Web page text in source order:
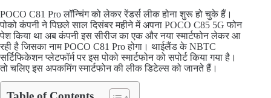
POCO C81 Pro लॉन्चिंग को लेकर रेंडर्स लीक होना शुरू हो चुके हैं।
पोको कंपनी ने पिछले साल दिसंबर महीने में अपना POCO C85 5G फोन
पेश किया था अब कंपनी इस सीरीज का एक और नया स्मार्टफोन लेकर आ
रही है जिसका नाम POCO C81 Pro होगा। थाईलैंड के NBTC
सर्टिफिकेशन प्लेटफॉर्म पर इस पोको स्मार्टफोन को सपोर्ट किया गया है।
तो चलिए इस अपकमिंग स्मार्टफोन की लीक डिटेल्स को जानते हैं।